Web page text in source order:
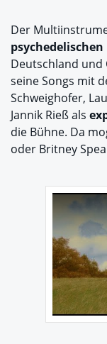
Der
psychedelischen
Deutschland
seine Songs mit
Schweighofer,
Jannik Rieß als
die Bühne. Da
oder Britney